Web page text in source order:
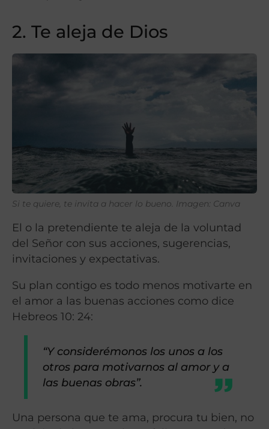
2. Te aleja de Dios
Si te quiere, te invita a hacer lo bueno. Imagen: Canva
El o la pretendiente te aleja de la voluntad
del Señor con sus acciones, sugerencias,
invitaciones y expectativas.
Su plan contigo es todo menos motivarte en
el amor a las buenas acciones como dice
Hebreos 10: 24:
“Y considerémonos los unos a los
otros para motivarnos al amor y a
las buenas obras”.
Una persona que te ama, procura tu bien, no